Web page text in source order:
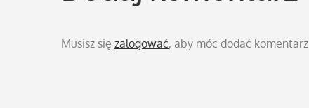
Musisz się zalogować, aby móc dodać komentarz.